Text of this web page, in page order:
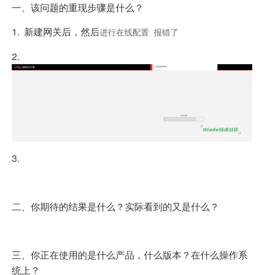
一、该问题的重现步骤是什么？
1. 新建网关后，然后进行在线配置 报错了
2.
3.
二、你期待的结果是什么？实际看到的又是什么？
三、你正在使用的是什么产品，什么版本？在什么操作系
统上？